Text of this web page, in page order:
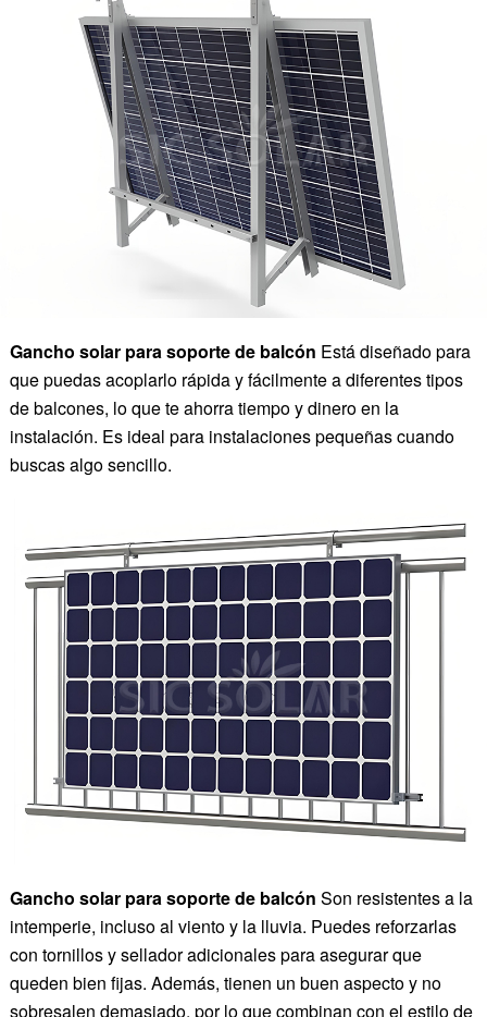
Gancho solar para soporte de balcón Está diseñado para
que puedas acoplarlo rápida y fácilmente a diferentes tipos
de balcones, lo que te ahorra tiempo y dinero en la
instalación. Es ideal para instalaciones pequeñas cuando
buscas algo sencillo.
Gancho solar para soporte de balcón Son resistentes a la
intemperie, incluso al viento y la lluvia. Puedes reforzarlas
con tornillos y sellador adicionales para asegurar que
queden bien fijas. Además, tienen un buen aspecto y no
sobresalen demasiado, por lo que combinan con el estilo de